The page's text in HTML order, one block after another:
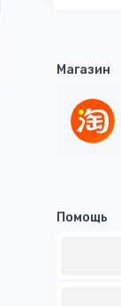
Магазин
Помощь